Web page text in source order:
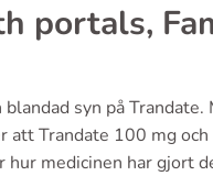
portals,
syn på Trandate.
att Trandate 100 mg
hur medicinen har gjort